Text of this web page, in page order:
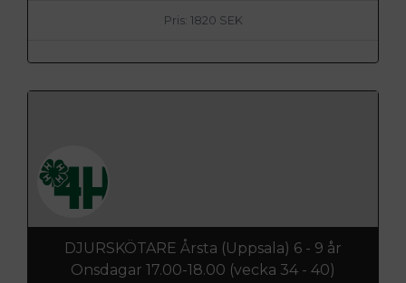
Pris: 1820 SEK
DJURSKÖTARE Årsta (Uppsala) 6 - 9 år
Onsdagar 17.00-18.00 (vecka 34 - 40)